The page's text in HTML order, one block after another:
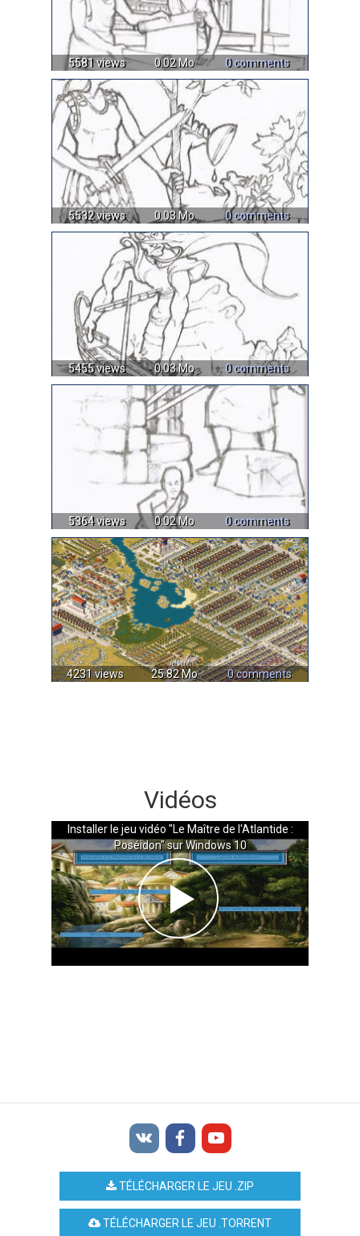
5581 views 0.02 Mo 0 comments
5532 views 0.03 Mo 0 comments
5455 views 0.03 Mo 0 comments
5364 views 0.02 Mo 0 comments
4231 views 25.82 Mo 0 comments
Vidéos
Installer le jeu vidéo "Le Maître de l'Atlantide :
Poséidon" sur Windows 10
TÉLÉCHARGER LE JEU .ZIP
TÉLÉCHARGER LE JEU .TORRENT